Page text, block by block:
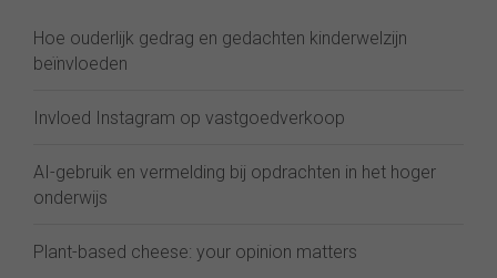
Hoe ouderlijk gedrag en gedachten kinderwelzijn
beïnvloeden
Invloed Instagram op vastgoedverkoop
AI-gebruik en vermelding bij opdrachten in het hoger
onderwijs
Plant-based cheese: your opinion matters